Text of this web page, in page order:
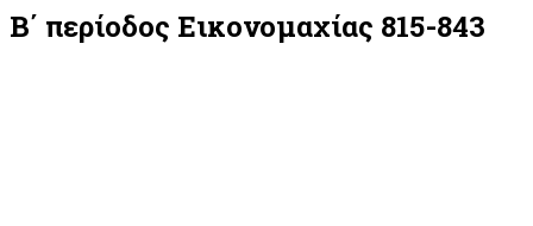
Β΄ περίοδος Εικονομαχίας 815-843